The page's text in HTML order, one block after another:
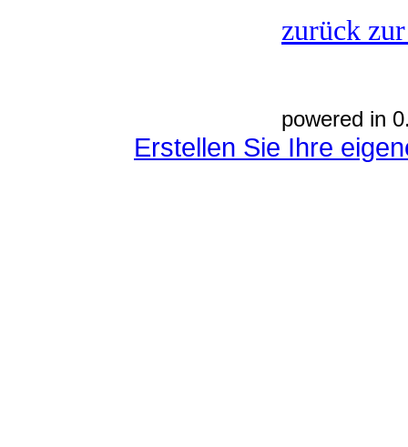
zurück
powered in
Erstellen Sie Ihre